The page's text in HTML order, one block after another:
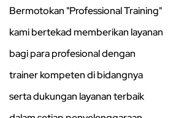
Bermotokan "Professional Training"
kami bertekad memberikan layanan
bagi para profesional dengan
trainer kompeten di bidangnya
serta dukungan layanan terbaik